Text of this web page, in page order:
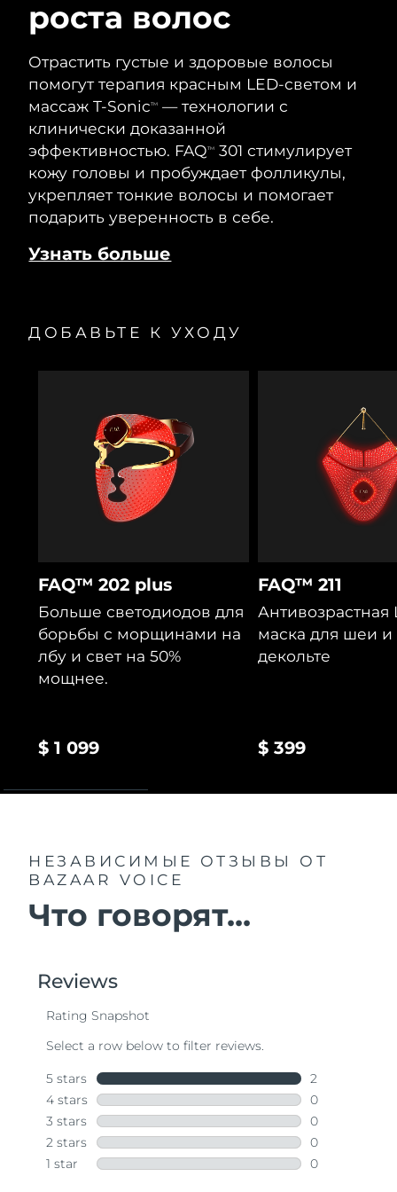
роста волос
Отрастить густые и здоровые волосы
помогут терапия красным LED-светом и
массаж T-SonicTM
— технологии с
клинически доказанной
эффективностью. FAQTM
301 стимулирует
кожу головы и пробуждает фолликулы,
укрепляет тонкие волосы и помогает
подарить уверенность в себе.
Узнать больше
ДОБАВЬТЕ К УХОДУ
FAQ™ 202 plus
Больше светодиодов для
борьбы с морщинами на
лбу и свет на 50%
мощнее.
$ 1 099
FAQ™ 211
Антивозрастная
маска для шеи
декольте
$ 399
НЕЗАВИСИМЫЕ ОТЗЫВЫ
ОТ
BAZAAR VOICE
Что говорят...